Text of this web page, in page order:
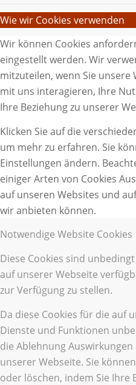
Wie wir Cookies verwenden
Wir können Cookies
eingestellt werden. Wir
mitzuteilen, wenn Sie unsere
mit uns interagieren, Ihre
Ihre Beziehung zu unserer
Klicken Sie auf die
um mehr zu erfahren. Sie
Einstellungen ändern.
einiger Arten von Cookies
auf unseren Websites und
wir anbieten können.
Notwendige Website Cookies
Diese Cookies sind
auf unserer Webseite
zur Verfügung zu stellen.
Da diese Cookies für die auf
Dienste und Funktionen
die Ablehnung
unserer Webseite. Sie
oder löschen, indem Sie